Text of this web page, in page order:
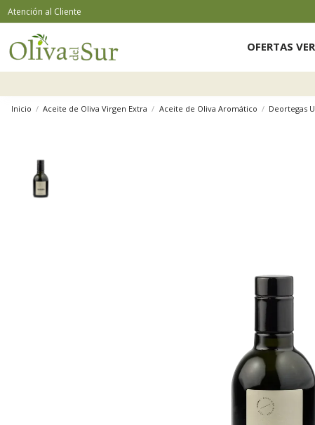
Atención al Cliente
OFERTAS
Inicio Aceite de Oliva Virgen Extra Aceite de Oliva Aromático Deortegas